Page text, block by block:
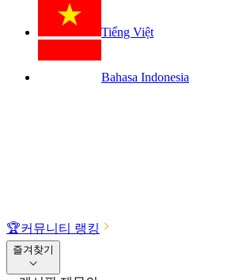
Tiếng Việt
Bahasa Indonesia
🏆커뮤니티 랭킹
즐겨찾기